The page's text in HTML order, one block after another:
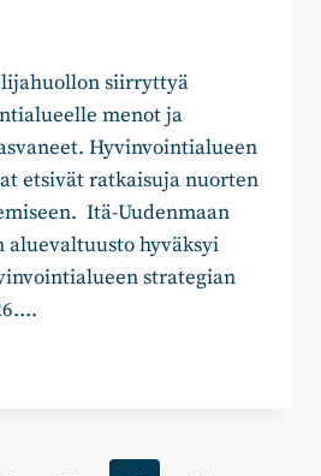
siirryttyä
menot ja
Hyvinvointialueen
etsivät ratkaisuja nuorten
Itä-Uudenmaan
hyväksyi
strategian